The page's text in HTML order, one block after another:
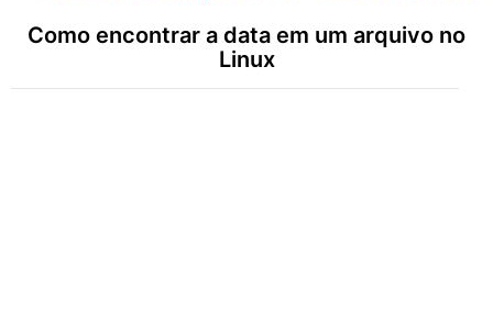
Como encontrar a data em um arquivo no
Linux